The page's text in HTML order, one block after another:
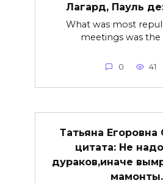
Лагард, Пауль
What was most
meetings was the
0 41
Татьяна Егоровна
цитата: Не
дураков,иначе
мамонты.